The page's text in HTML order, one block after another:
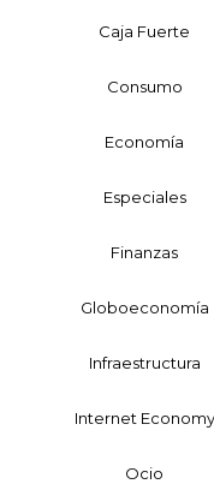
Caja Fuerte
Consumo
Economía
Especiales
Finanzas
Globoeconomía
Infraestructura
Internet Economy
Ocio